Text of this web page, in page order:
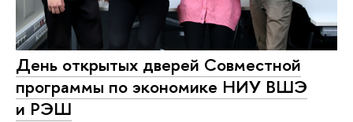
День открытых дверей Совместной
программы по экономике НИУ ВШЭ
и РЭШ